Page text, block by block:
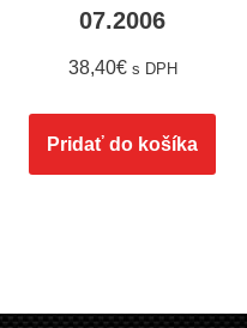
07.2006
38,40€ s DPH
Pridať do košíka